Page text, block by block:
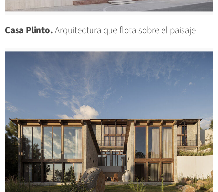
Casa Plinto.Arquitectura que flota sobre el paisaje